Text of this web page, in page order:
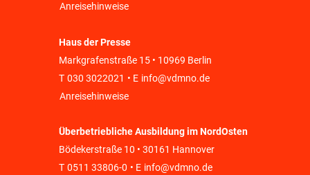
Anreisehinweise
Haus der Presse
Markgrafenstraße 15 • 10969 Berlin
T 030 3022021 • E info@vdmno.de
Anreisehinweise
Überbetriebliche Ausbildung im NordOsten
Bödekerstraße 10 • 30161 Hannover
T 0511 33806-0 • E info@vdmno.de